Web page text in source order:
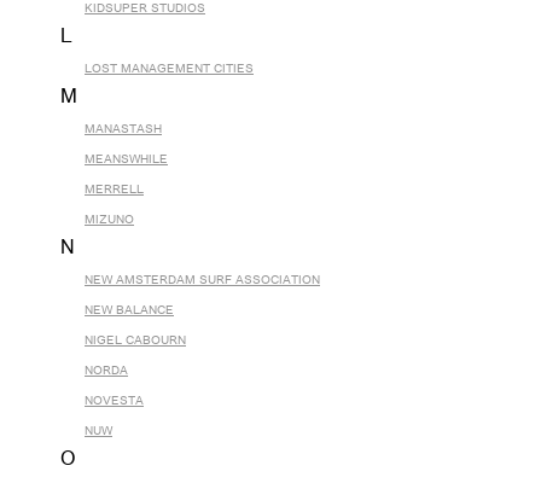
KIDSUPER STUDIOS
L
LOST MANAGEMENT CITIES
M
MANASTASH
MEANSWHILE
MERRELL
MIZUNO
N
NEW AMSTERDAM SURF ASSOCIATION
NEW BALANCE
NIGEL CABOURN
NORDA
NOVESTA
NUW
O